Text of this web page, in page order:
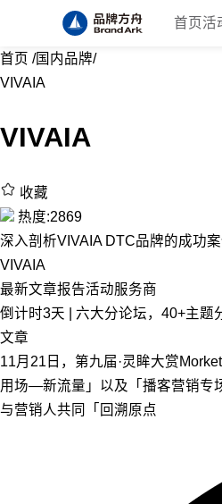
首页 活
首页 /国内品牌/
VIVAIA
VIVAIA
收藏
热度:2869
深入剖析VIVAIA DTC品牌的成功
VIVAIA
最新文章报告活动服务商
倒计时3天 | 六大分论坛，40+主题
文章
11月21日，第九届·灵眸大赏
用场—新流量」以及「播客营销专
与营销人共同「回溯原点